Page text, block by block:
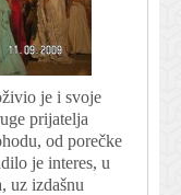
je i svoje
prijatelja
od porečke
je interes, u
uz izdašnu